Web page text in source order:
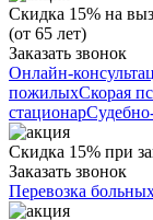
Скидка 15% на
(от 65 лет)
Заказать звонок
Онлайн-
пожилыхСкорая
стационар
Скидка 15% при
Заказать звонок
Перевозка